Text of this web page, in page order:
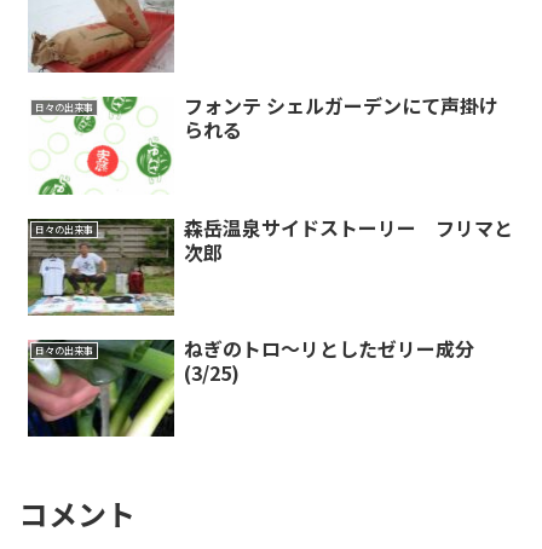
日々の出来事
フォンテ シェルガーデンにて声掛け
られる
日々の出来事
森岳温泉サイドストーリー フリマと
次郎
日々の出来事
ねぎのトロ〜リとしたゼリー成分
(3/25)
コメント